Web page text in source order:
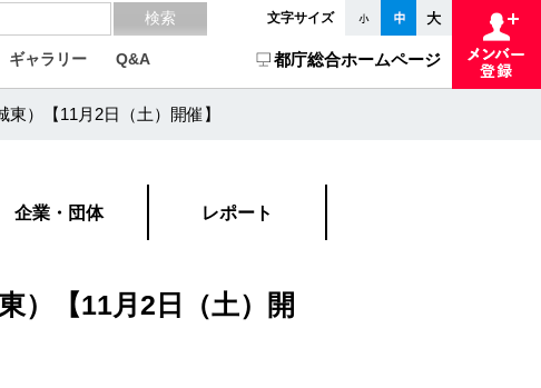
文字サイズ
ギャラリー Q&A 都庁総合ホームページ
）【11月2日（土）開催】
企業・団体 レポート
）【11月2日（土）開